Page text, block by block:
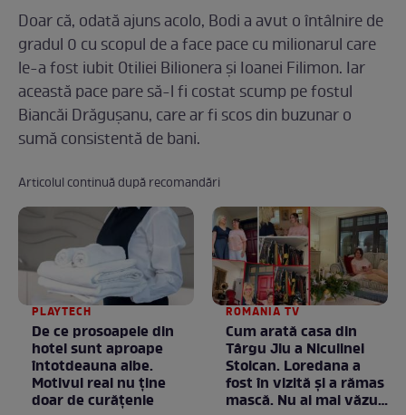
Doar că, odată ajuns acolo, Bodi a avut o întâlnire de
gradul 0 cu scopul de a face pace cu milionarul care
le-a fost iubit Otiliei Bilionera și Ioanei Filimon. Iar
această pace pare să-l fi costat scump pe fostul
Biancăi Drăgușanu, care ar fi scos din buzunar o
sumă consistentă de bani.
Articolul continuă după recomandări
PLAYTECH
De ce prosoapele din
hotel sunt aproape
întotdeauna albe.
Motivul real nu ține
doar de curățenie
ROMANIA TV
Cum arată casa din
Târgu Jiu a Niculinei
Stoican. Loredana a
fost în vizită și a rămas
mască. Nu ai mai văzut